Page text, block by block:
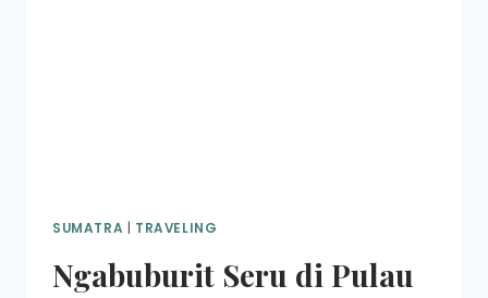
SUMATRA TRAVELING
Ngabuburit Seru di Pulau